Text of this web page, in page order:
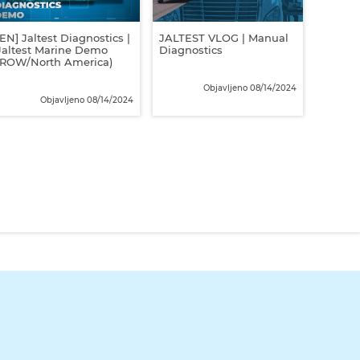
Jaltest Diagnostics |
Marine Demo
North America)
JALTEST VLOG | Manual
Diagnostics